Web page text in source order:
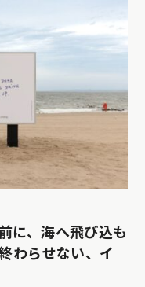
に、海へ飛び込も
わらせない、イ